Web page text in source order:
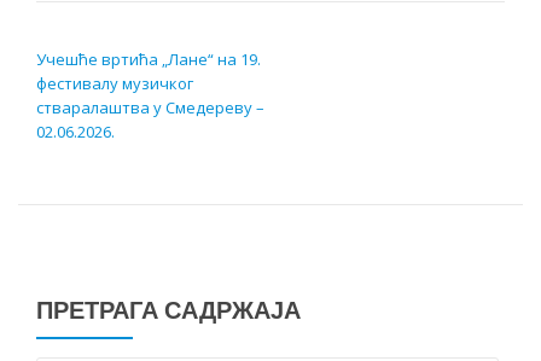
Учешће вртића „Лане“ на 19.
фестивалу музичког
стваралаштва у Смедереву –
02.06.2026.
ПРЕТРАГА САДРЖАЈА